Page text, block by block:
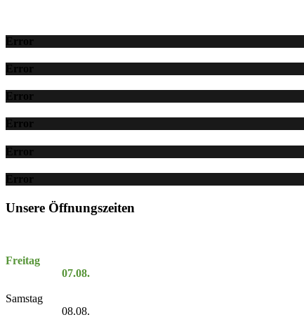
Error
Error
Error
Error
Error
Error
Unsere Öffnungszeiten
Freitag
07.08.
Samstag
08.08.